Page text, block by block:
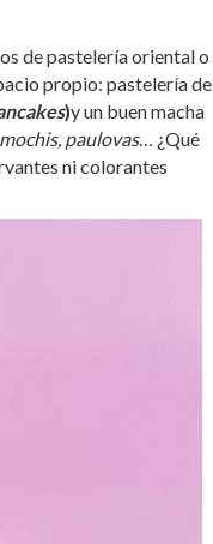
de pastelería oriental o
propio: pastelería de
)y un buen macha
paulovas… ¿Qué
ni colorantes